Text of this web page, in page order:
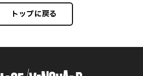
トップに戻る